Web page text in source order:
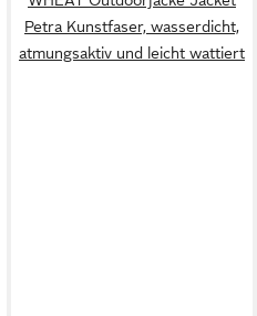
Petra Kunstfaser, wasserdicht,
atmungsaktiv und leicht wattiert